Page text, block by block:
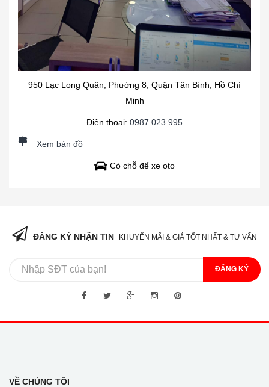
950 Lạc Long Quân, Phường 8, Quận Tân Bình, Hồ Chí
Minh
Điện thoại: 0987.023.995
Xem bản đồ
Có chỗ để xe oto
ĐĂNG KÝ NHẬN TIN KHUYẾN MÃI & GIÁ TỐT NHẤT & TƯ VẤN
ĐĂNG KÝ
VỀ CHÚNG TÔI